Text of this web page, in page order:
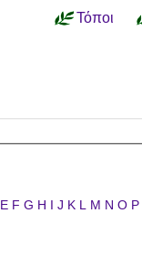
Τόποι
E F G H I J K L M N O P